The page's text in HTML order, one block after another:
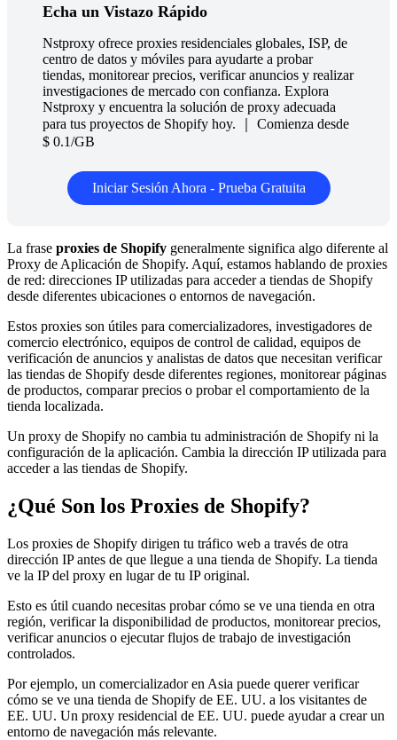
Echa un Vistazo Rápido
Nstproxy ofrece proxies residenciales globales, ISP, de
centro de datos y móviles para ayudarte a probar
tiendas, monitorear precios, verificar anuncios y realizar
investigaciones de mercado con confianza. Explora
Nstproxy y encuentra la solución de proxy adecuada
para tus proyectos de Shopify hoy. ｜ Comienza desde
$ 0.1/GB
Iniciar Sesión Ahora - Prueba Gratuita
La frase proxies de Shopify generalmente significa algo diferente al
Proxy de Aplicación de Shopify. Aquí, estamos hablando de proxies
de red: direcciones IP utilizadas para acceder a tiendas de Shopify
desde diferentes ubicaciones o entornos de navegación.
Estos proxies son útiles para comercializadores, investigadores de
comercio electrónico, equipos de control de calidad, equipos de
verificación de anuncios y analistas de datos que necesitan verificar
las tiendas de Shopify desde diferentes regiones, monitorear páginas
de productos, comparar precios o probar el comportamiento de la
tienda localizada.
Un proxy de Shopify no cambia tu administración de Shopify ni la
configuración de la aplicación. Cambia la dirección IP utilizada para
acceder a las tiendas de Shopify.
¿Qué Son los Proxies de Shopify?
Los proxies de Shopify dirigen tu tráfico web a través de otra
dirección IP antes de que llegue a una tienda de Shopify. La tienda
ve la IP del proxy en lugar de tu IP original.
Esto es útil cuando necesitas probar cómo se ve una tienda en otra
región, verificar la disponibilidad de productos, monitorear precios,
verificar anuncios o ejecutar flujos de trabajo de investigación
controlados.
Por ejemplo, un comercializador en Asia puede querer verificar
cómo se ve una tienda de Shopify de EE. UU. a los visitantes de
EE. UU. Un proxy residencial de EE. UU. puede ayudar a crear un
entorno de navegación más relevante.